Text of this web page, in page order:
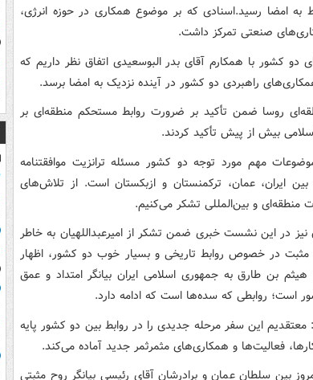
به امضا رسید.اسنادی که بر موضوع همکاری در حوزه انرژی،
صنعتی تمرکز داشت.
کشور با همکارم آقای بدر البوسعیدی اتفاق نظر داریم که
راهبردی دو کشور در آینده نزدیک به امضا برسد.
روسا ضمن تأکید بر ضرورت روابط مستحکم منطقه‌ای بر
بیش از پیش تأکید کردند.
موضوعات مهم مورد توجه دو کشور مسئله ترانزیت موافقتنامه
بین ایران، عمان، ترکمنستان و ازبکستان است. از تلاش‌های
و بین‌المللی تشکر می‌کنیم.
نیز در این نشست خبری ضمن تشکر از امیرعبداللهیان به خاطر
در خصوص روابط تاریخی و بسیار خوب دو کشور، اظهار
بن طارق به جمهوری اسلامی ایران بیانگر امتداد و عمق
است؛ روابطی که سده‌ها است که ادامه دارد.
این سفر مرحله جدیدی را در روابط بین دو کشور پایه
فعالیت‌ها و همکاری‌های مثمرثمر جدید آماده می‌کند.
بین سلطان عمان و برادرشان آقای رئیسی بیانگر روح مثبتی